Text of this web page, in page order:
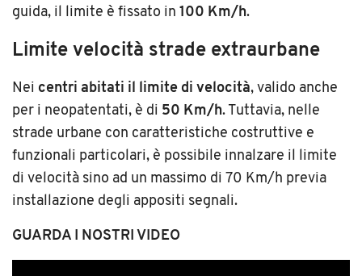
guida, il limite è fissato in 100 Km/h.
Limite velocità strade extraurbane
Nei centri abitati il limite di velocità, valido anche
per i neopatentati, è di 50 Km/h. Tuttavia, nelle
strade urbane con caratteristiche costruttive e
funzionali particolari, è possibile innalzare il limite
di velocità sino ad un massimo di 70 Km/h previa
installazione degli appositi segnali.
GUARDA I NOSTRI VIDEO